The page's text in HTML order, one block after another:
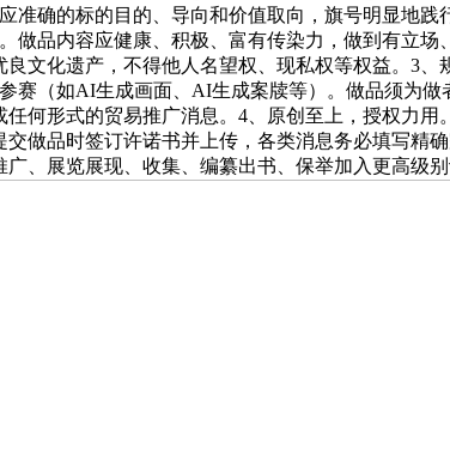
准确的标的目的、导向和价值取向，旗号明显地
做品内容应健康、积极、富有传染力，做到有立
文化遗产，不得他人名望权、现私权等权益。3
赛（如AI生成画面、AI生成案牍等）。做品须为
何形式的贸易推广消息。4、原创至上，授权力
做品时签订许诺书并上传，各类消息务必填写
、展览展现、收集、编纂出书、保举加入更高